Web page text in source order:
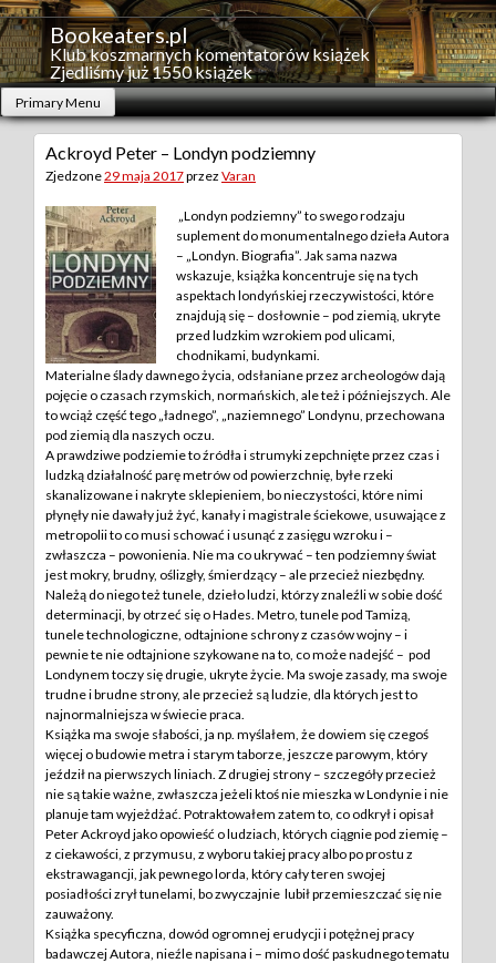
Skip
to
content
Bookeaters.pl
Klub koszmarnych komentatorów książek
Zjedliśmy już 1550 książek
Primary Menu
Ackroyd Peter – Londyn podziemny
Zjedzone29 maja 2017przez Varan
„Londyn podziemny” to swego rodzaju
suplement do monumentalnego dzieła Autora
– „Londyn. Biografia”. Jak sama nazwa
wskazuje, książka koncentruje się na tych
aspektach londyńskiej rzeczywistości, które
znajdują się – dosłownie – pod ziemią, ukryte
przed ludzkim wzrokiem pod ulicami,
chodnikami, budynkami.
Materialne ślady dawnego życia, odsłaniane przez archeologów dają
pojęcie o czasach rzymskich, normańskich, ale też i późniejszych. Ale
to wciąż część tego „ładnego”, „naziemnego” Londynu, przechowana
pod ziemią dla naszych oczu.
A prawdziwe podziemie to źródła i strumyki zepchnięte przez czas i
ludzką działalność parę metrów od powierzchnię, byłe rzeki
skanalizowane i nakryte sklepieniem, bo nieczystości, które nimi
płynęły nie dawały już żyć, kanały i magistrale ściekowe, usuwające z
metropolii to co musi schować i usunąć z zasięgu wzroku i –
zwłaszcza – powonienia. Nie ma co ukrywać – ten podziemny świat
jest mokry, brudny, oślizgły, śmierdzący – ale przecież niezbędny.
Należą do niego też tunele, dzieło ludzi, którzy znaleźli w sobie dość
determinacji, by otrzeć się o Hades. Metro, tunele pod Tamizą,
tunele technologiczne, odtajnione schrony z czasów wojny – i
pewnie te nie odtajnione szykowane na to, co może nadejść – pod
Londynem toczy się drugie, ukryte życie. Ma swoje zasady, ma swoje
trudne i brudne strony, ale przecież są ludzie, dla których jest to
najnormalniejsza w świecie praca.
Książka ma swoje słabości, ja np. myślałem, że dowiem się czegoś
więcej o budowie metra i starym taborze, jeszcze parowym, który
jeździł na pierwszych liniach. Z drugiej strony – szczegóły przecież
nie są takie ważne, zwłaszcza jeżeli ktoś nie mieszka w Londynie i nie
planuje tam wyjeżdżać. Potraktowałem zatem to, co odkrył i opisał
Peter Ackroyd jako opowieść o ludziach, których ciągnie pod ziemię –
z ciekawości, z przymusu, z wyboru takiej pracy albo po prostu z
ekstrawagancji, jak pewnego lorda, który cały teren swojej
posiadłości zrył tunelami, bo zwyczajnie lubił przemieszczać się nie
zauważony.
Książka specyficzna, dowód ogromnej erudycji i potężnej pracy
badawczej Autora, nieźle napisana i – mimo dość paskudnego tematu